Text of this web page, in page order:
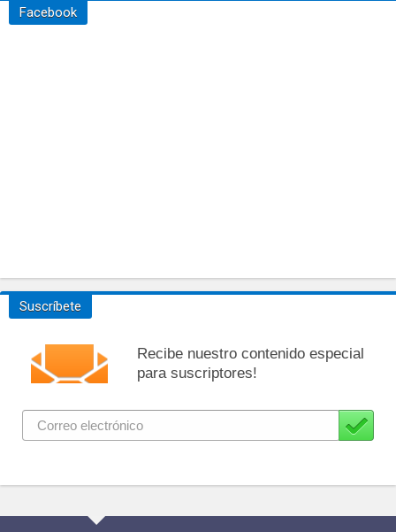
Facebook
Suscríbete
Recibe nuestro contenido especial
para suscriptores!